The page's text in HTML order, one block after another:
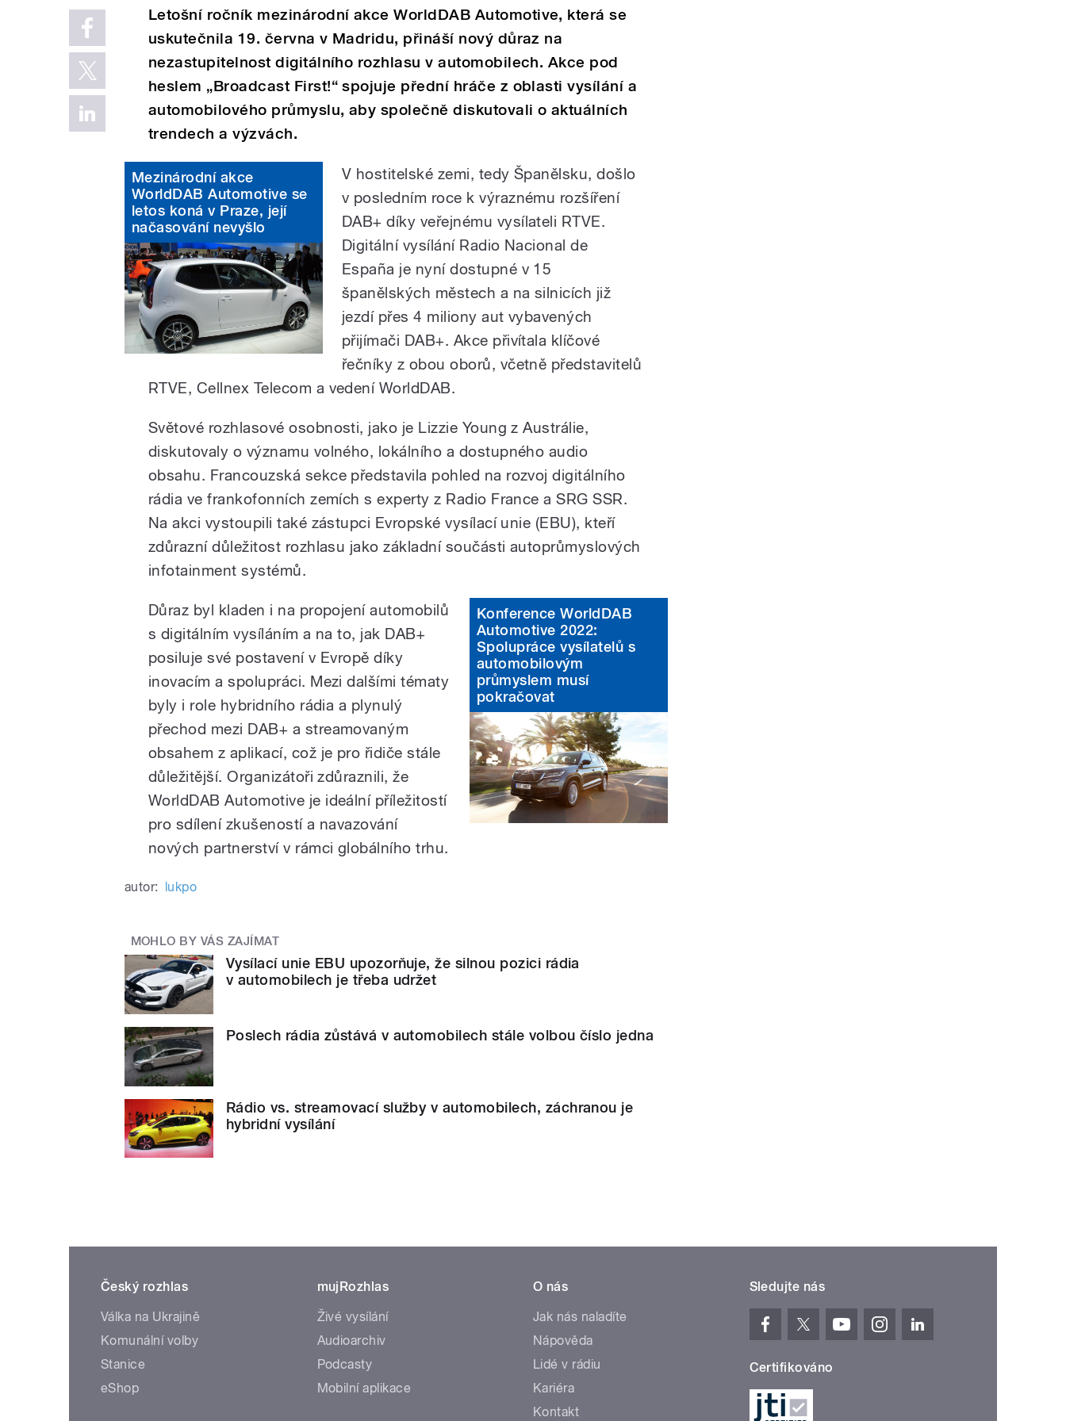
Letošní ročník mezinárodní akce WorldDAB Automotive, která se
uskutečnila 19. června v Madridu, přináší nový důraz na
nezastupitelnost digitálního rozhlasu v automobilech. Akce pod
heslem „Broadcast First!“ spojuje přední hráče z oblasti vysílání a
automobilového průmyslu, aby společně diskutovali o aktuálních
trendech a výzvách.
Mezinárodní akce
WorldDAB Automotive se
letos koná v Praze, její
načasování nevyšlo
V hostitelské zemi, tedy Španělsku, došlo
v posledním roce k výraznému rozšíření
DAB+ díky veřejnému vysílateli RTVE.
Digitální vysílání Radio Nacional de
España je nyní dostupné v 15
španělských městech a na silnicích již
jezdí přes 4 miliony aut vybavených
přijímači DAB+. Akce přivítala klíčové
řečníky z obou oborů, včetně představitelů
RTVE, Cellnex Telecom a vedení WorldDAB.
Světové rozhlasové osobnosti, jako je Lizzie Young z Austrálie,
diskutovaly o významu volného, lokálního a dostupného audio
obsahu. Francouzská sekce představila pohled na rozvoj digitálního
rádia ve frankofonních zemích s experty z Radio France a SRG SSR.
Na akci vystoupili také zástupci Evropské vysílací unie (EBU), kteří
zdůrazní důležitost rozhlasu jako základní součásti autoprůmyslových
infotainment systémů.
Konference WorldDAB
Automotive 2022:
Spolupráce vysílatelů s
automobilovým
průmyslem musí
pokračovat
Důraz byl kladen i na propojení automobilů
s digitálním vysíláním a na to, jak DAB+
posiluje své postavení v Evropě díky
inovacím a spolupráci. Mezi dalšími tématy
byly i role hybridního rádia a plynulý
přechod mezi DAB+ a streamovaným
obsahem z aplikací, což je pro řidiče stále
důležitější. Organizátoři zdůraznili, že
WorldDAB Automotive je ideální příležitostí
pro sdílení zkušeností a navazování
nových partnerství v rámci globálního trhu.
autor: lukpo
MOHLO BY VÁS ZAJÍMAT
Vysílací unie EBU upozorňuje, že silnou pozici rádia
v automobilech je třeba udržet
Poslech rádia zůstává v automobilech stále volbou číslo jedna
Rádio vs. streamovací služby v automobilech, záchranou je
hybridní vysílání
Český rozhlas
Válka na Ukrajině
Komunální volby
Stanice
eShop
mujRozhlas
Živé vysílání
Audioarchiv
Podcasty
Mobilní aplikace
O nás
Jak nás naladíte
Nápověda
Lidé v rádiu
Kariéra
Kontakt
Sledujte nás
Certifikováno